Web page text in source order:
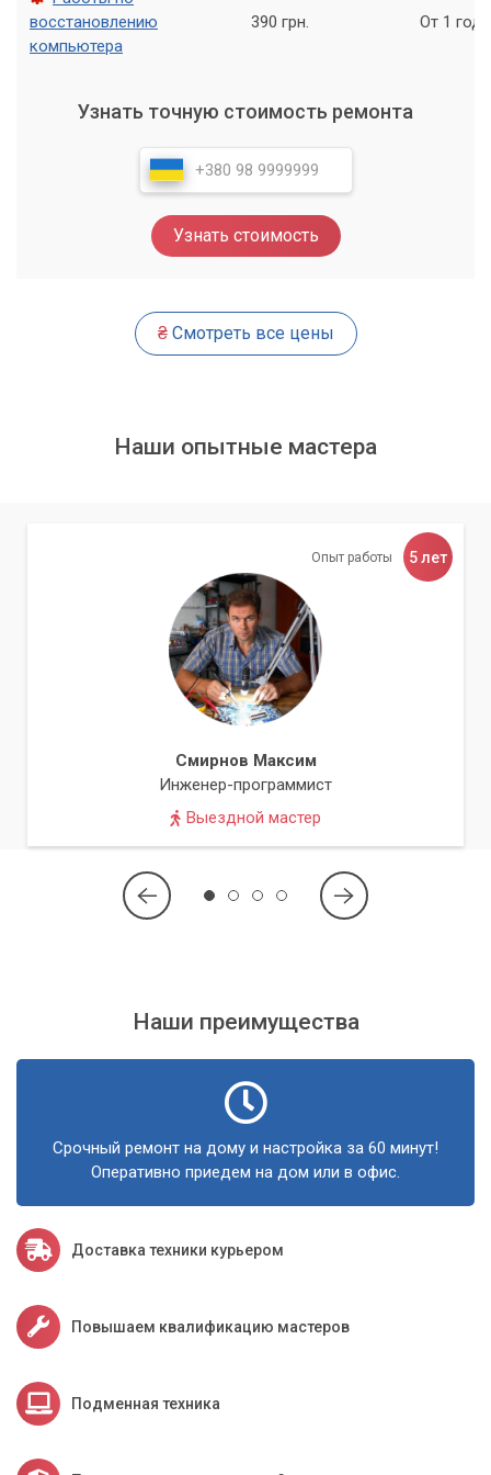
компьютеров и мобильных устройств, чтобы помочь нашим
клиентам избежать потери данных в будущем. Наши
опытные специалисты помогут вам настроить ваше
Не забудьте, что важно регулярно резервировать ваши
данные, чтобы избежать потерь в случае сбоев в работе
восстановлению
компьютера
390 грн. От 1 года
Узнать точную стоимость ремонта
Узнать стоимость
₴Смотреть все цены
Наши опытные мастера
Опыт работы 5 лет
Смирнов Максим
Инженер-программист
Выездной мастер
Наши преимущества
Срочный ремонт на дому и настройка за 60 минут!
Оперативно приедем на дом или в офис.
Доставка техники курьером
Повышаем квалификацию мастеров
Подменная техника